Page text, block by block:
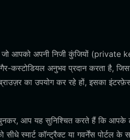
आपको अपनी निजी कुंजियों (private
कस्टोडियल अनुभव प्रदान करता है,
का उपयोग कर रहे हों, इसका
आप यह सुनिश्चित करते हैं कि आपके
स्मार्ट कॉन्ट्रैक्ट या गवर्नेंस पोर्टल के